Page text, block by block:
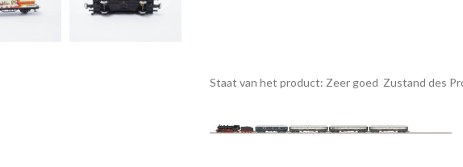
Staat van het product: Zeer goed Zustand des